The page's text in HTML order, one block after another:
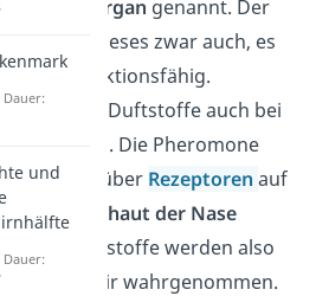
Organ genannt. Der
besitzt dieses zwar auch, es
nicht funktionsfähig.
zeigen Duftstoffe auch bei
Wirkung. Die Pheromone
nämlich über Rezeptoren auf
der Nase
Die Duftstoffe werden also
von dir wahrgenommen.
Dauer:
und
Dauer: